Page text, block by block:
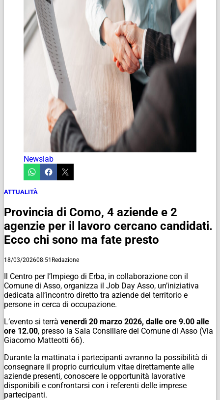
Newslab
ATTUALITÀ
Provincia di Como, 4 aziende e 2
agenzie per il lavoro cercano candidati.
Ecco chi sono ma fate presto
18/03/202608:51 Redazione
Il Centro per l’Impiego di Erba, in collaborazione con il
Comune di Asso, organizza il Job Day Asso, un’iniziativa
dedicata all’incontro diretto tra aziende del territorio e
persone in cerca di occupazione.
L’evento si terrà venerdì 20 marzo 2026, dalle ore 9.00 alle
ore 12.00, presso la Sala Consiliare del Comune di Asso (Via
Giacomo Matteotti 66).
Durante la mattinata i partecipanti avranno la possibilità di
consegnare il proprio curriculum vitae direttamente alle
aziende presenti, conoscere le opportunità lavorative
disponibili e confrontarsi con i referenti delle imprese
partecipanti.